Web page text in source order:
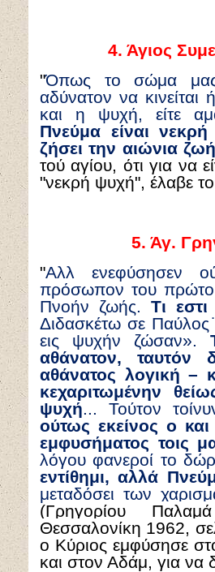
4. Άγιος
"Όπως το σώμα μας,
αδύνατον να
και η ψυχή, είτε
Πνεύμα είναι
ζήσει την αιώνια ζωή
τού αγίου, ότι για να
"νεκρή ψυχή", έλαβε
5. Άγ.
"Αλλ ενεφύσησεν
πρόσωπον του
Πνοήν ζωής. Τι
Διδασκέτω σε
εις ψυχήν ζώσαν».
αθάνατον,
αθάνατος λογική –
κεχαριτωμένην
ψυχή... Τούτον
ούτως εκείνος ο
εμφυσήματος τοις
λόγου φανεροί το
εντίθημι, αλλά
μεταδόσει των
(Γρηγορίου
Θεσσαλονίκη 1962,
ο Κύριος εμφύσησε
και στον Αδάμ, για να